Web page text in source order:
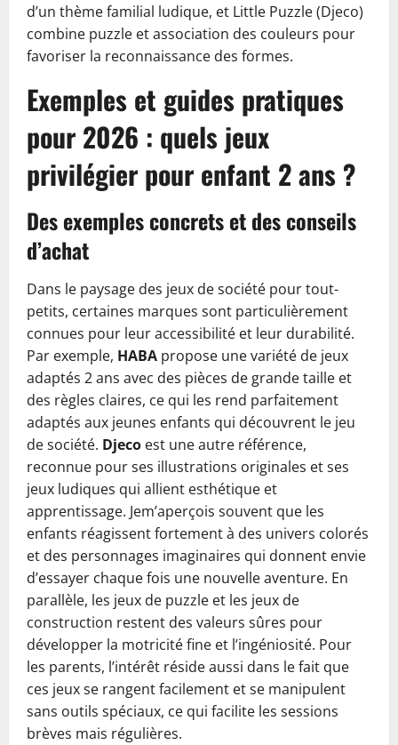
d’un thème familial ludique, et Little Puzzle (Djeco)
combine puzzle et association des couleurs pour
favoriser la reconnaissance des formes.
Exemples et guides pratiques
pour 2026 : quels jeux
privilégier pour enfant 2 ans ?
Des exemples concrets et des conseils
d’achat
Dans le paysage des jeux de société pour tout-
petits, certaines marques sont particulièrement
connues pour leur accessibilité et leur durabilité.
Par exemple, HABA propose une variété de jeux
adaptés 2 ans avec des pièces de grande taille et
des règles claires, ce qui les rend parfaitement
adaptés aux jeunes enfants qui découvrent le jeu
de société. Djeco est une autre référence,
reconnue pour ses illustrations originales et ses
jeux ludiques qui allient esthétique et
apprentissage. Jem’aperçois souvent que les
enfants réagissent fortement à des univers colorés
et des personnages imaginaires qui donnent envie
d’essayer chaque fois une nouvelle aventure. En
parallèle, les jeux de puzzle et les jeux de
construction restent des valeurs sûres pour
développer la motricité fine et l’ingéniosité. Pour
les parents, l’intérêt réside aussi dans le fait que
ces jeux se rangent facilement et se manipulent
sans outils spéciaux, ce qui facilite les sessions
brèves mais régulières.